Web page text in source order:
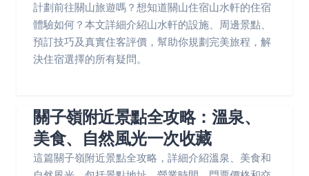
計劃前往關山旅遊嗎？想知道關山住宿山水軒的住宿
體驗如何？本文詳細介紹山水軒的設施、周邊景點、
預訂技巧及真實住客評價，幫助你規劃完美旅程，解
決住宿選擇的所有疑問。
關子嶺附近景點全攻略：溫泉、
美食、自然風光一次收藏
這篇關子嶺附近景點全攻略，詳細介紹溫泉、美食和